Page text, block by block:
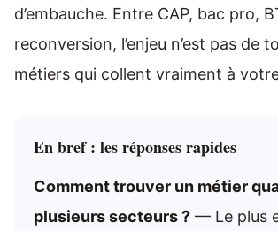
d’embauche. Entre CAP, bac pro,
reconversion, l’enjeu n’est pas de
métiers qui collent vraiment à
En bref : les réponses rapides
Comment trouver un métier
plusieurs secteurs ? — Le plus